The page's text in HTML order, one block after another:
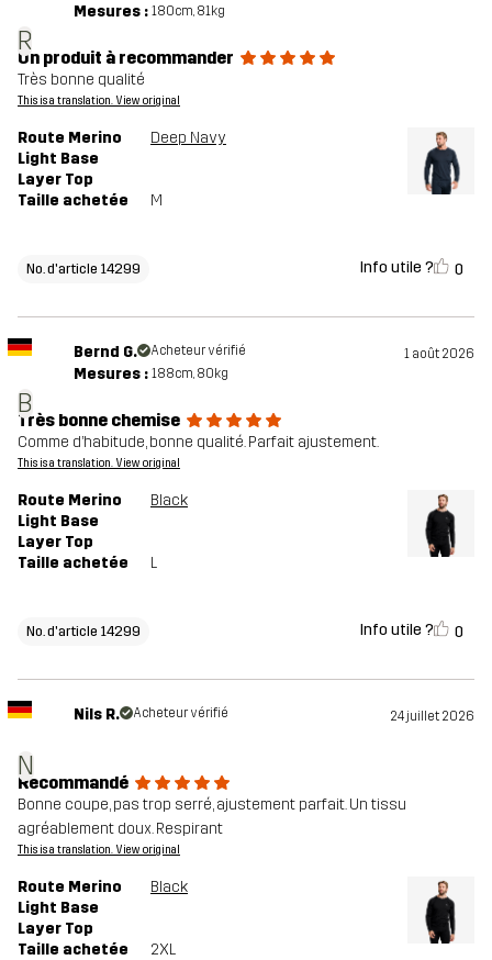
R
Mesures : 180cm, 81kg
Un produit à recommander
Très bonne qualité
This is a translation. View original
Route Merino
Light Base
Layer Top
Deep Navy
Taille achetée M
No. d'article 14299 Info utile ? 0
B
Bernd G. Acheteur vérifié 1 août 2026
Mesures : 188cm, 80kg
Très bonne chemise
Comme d’habitude, bonne qualité. Parfait ajustement.
This is a translation. View original
Route Merino
Light Base
Layer Top
Black
Taille achetée L
No. d'article 14299 Info utile ? 0
N
Nils R. Acheteur vérifié 24 juillet 2026
Recommandé
Bonne coupe, pas trop serré, ajustement parfait. Un tissu
agréablement doux. Respirant
This is a translation. View original
Route Merino
Light Base
Layer Top
Black
Taille achetée 2XL